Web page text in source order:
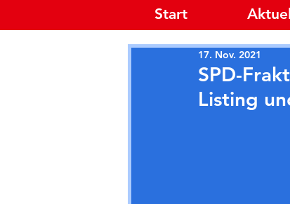
Start
SPD-
Listing
17. Nov. 2021